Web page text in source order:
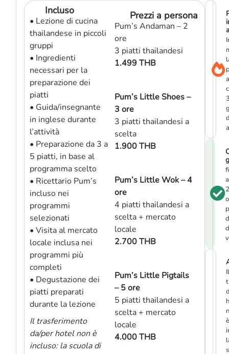
Incluso
• Lezione di cucina
thailandese in piccoli
gruppi
• Ingredienti
necessari per la
preparazione dei
piatti
• Guida/insegnante
in inglese durante
l’attività
• Preparazione da 3 a
5 piatti, in base al
programma scelto
• Ricettario Pum’s
incluso nei
programmi
selezionati
• Visita al mercato
locale inclusa nei
programmi più
completi
• Degustazione dei
piatti preparati
durante la lezione
Il trasferimento
da/per hotel non è
incluso: la scuola di
Prezzi a persona
Pum’s Andaman – 2
ore
3 piatti thailandesi
1.499 THB
Pum’s Little Shoes –
3 ore
3 piatti thailandesi a
scelta
1.900 THB
Pum’s Little Wok – 4
ore
4 piatti thailandesi a
scelta + mercato
locale
2.700 THB
Pum’s Little Pigtails
– 5 ore
5 piatti thailandesi a
scelta + mercato
locale
4.000 THB
a
Il
è